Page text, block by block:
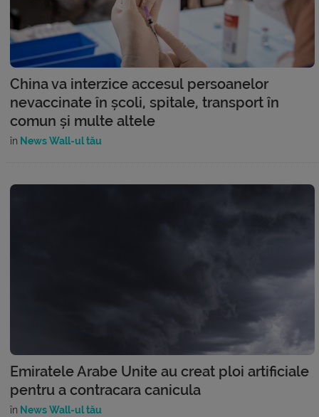
China va interzice accesul persoanelor
nevaccinate în școli, spitale, transport în
comun și multe altele
în News Wall-ul tău
Emiratele Arabe Unite au creat ploi artificiale
pentru a contracara canicula
în News Wall-ul tău